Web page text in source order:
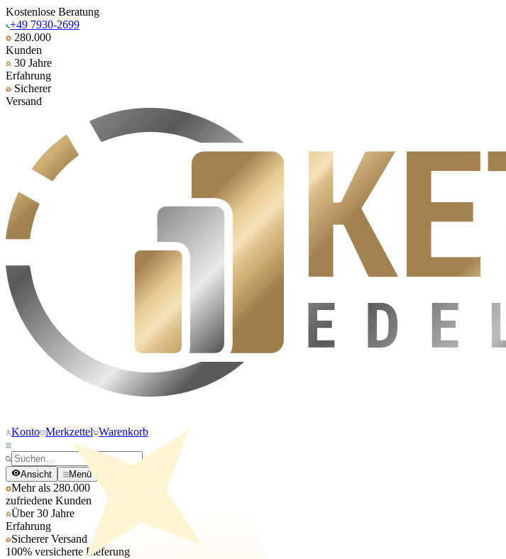
Kostenlose Beratung
+49 7930-2699
280.000
Kunden
30 Jahre
Erfahrung
Sicherer
Versand
Konto Merkzettel Warenkorb
Ansicht Menü
Mehr als 280.000
zufriedene Kunden
Über 30 Jahre
Erfahrung
Sicherer Versand
100% versicherte Lieferung